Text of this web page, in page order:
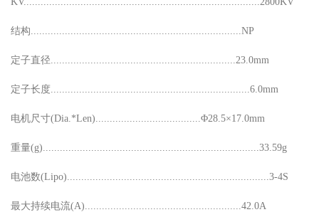
结构..........................................................................NP
定子直径.................................................................23.0mm
定子长度......................................................................6.0mm
电机尺寸(Dia.*Len).....................................Φ28.5×17.0mm
重量(g)............................................................................33.59g
电池数(Lipo).......................................................................3-4S
最大持续电流(A).......................................................42.0A